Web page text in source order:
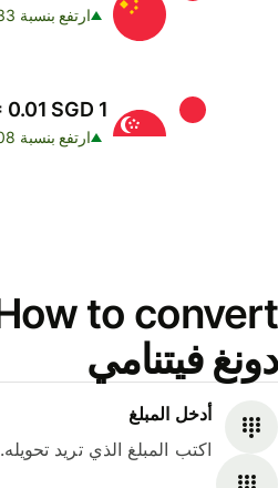
ارتفع بنسبة 0.33%
1 JPY = 0.01 SGD
ارتفع بنسبة 0.08%
دونغ فيتنامي
أدخل المبلغ
اكتب المبلغ الذي تريد تحويله.